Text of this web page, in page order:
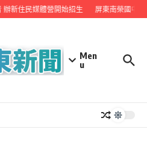
新住民媒體營開始招生 屏東南榮國中
Men
u